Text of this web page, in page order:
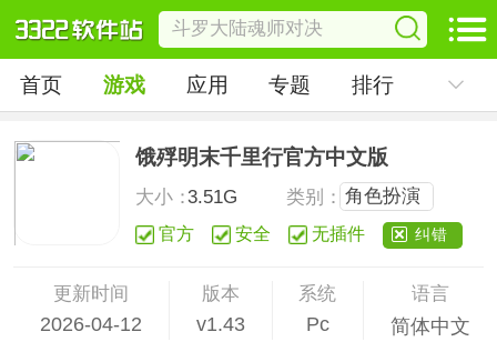
首页 游戏 应用 专题 排行
饿殍明末千里行官方中文版
大小：3.51G 类别： 角色扮演
官方 安全 无插件 纠错
更新时间
2026-04-12
版本
v1.43
系统
Pc
语言
简体中文